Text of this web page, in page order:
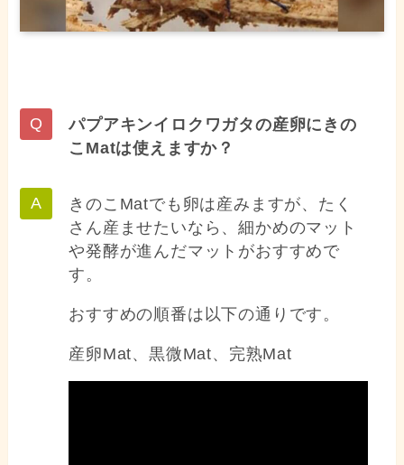
パプアキンイロクワガタの産卵にきの
こMatは使えますか？
きのこMatでも卵は産みますが、たく
さん産ませたいなら、細かめのマット
や発酵が進んだマットがおすすめで
す。
おすすめの順番は以下の通りです。
産卵Mat、黒微Mat、完熟Mat